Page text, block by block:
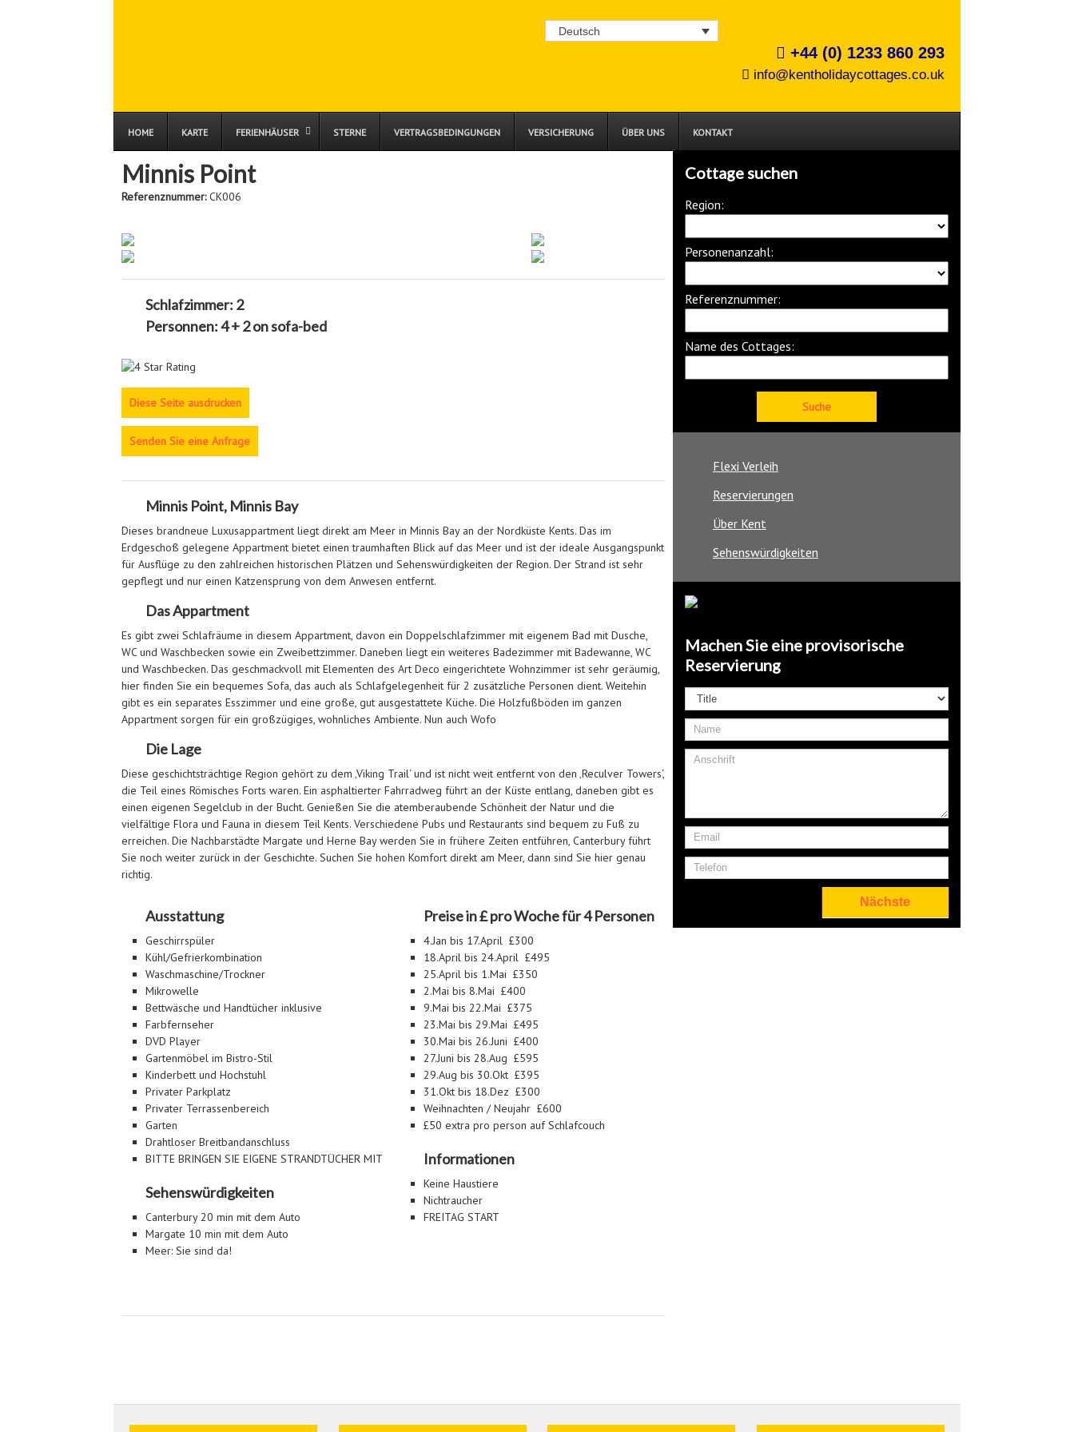
Deutsch
+44 (0) 1233 860 293
info@kentholidaycottages.co.uk
HOME KARTE FERIENHÄUSER STERNE VERTRAGSBEDINGUNGEN VERSICHERUNG ÜBER UNS KONTAKT
Minnis Point
Referenznummer:CK006
Schlafzimmer: 2
Personnen:4 + 2 on sofa-bed
Senden Sie eine Anfrage
Minnis Point, Minnis Bay
Dieses brandneue Luxusappartment liegt direkt am Meer in Minnis Bay an der Nordküste Kents. Das im
Erdgeschoß gelegene Appartment bietet einen traumhaften Blick auf das Meer und ist der ideale Ausgangspunkt
für Ausflüge zu den zahlreichen historischen Plätzen und Sehenswürdigkeiten der Region. Der Strand ist sehr
gepflegt und nur einen Katzensprung von dem Anwesen entfernt.
Das Appartment
Es gibt zwei Schlafräume in diesem Appartment, davon ein Doppelschlafzimmer mit eigenem Bad mit Dusche,
WC und Waschbecken sowie ein Zweibettzimmer. Daneben liegt ein weiteres Badezimmer mit Badewanne, WC
und Waschbecken. Das geschmackvoll mit Elementen des Art Deco eingerichtete Wohnzimmer ist sehr geräumig,
hier finden Sie ein bequemes Sofa, das auch als Schlafgelegenheit für 2 zusätzliche Personen dient. Weitehin
gibt es ein separates Esszimmer und eine große, gut ausgestattete Küche. Die Holzfußböden im ganzen
Appartment sorgen für ein großzügiges, wohnliches Ambiente. Nun auch Wofo
Die Lage
Diese geschichtsträchtige Region gehört zu dem ‚Viking Trail‘ und ist nicht weit entfernt von den ‚Reculver Towers‘,
die Teil eines Römisches Forts waren. Ein asphaltierter Fahrradweg führt an der Küste entlang, daneben gibt es
einen eigenen Segelclub in der Bucht. Genießen Sie die atemberaubende Schönheit der Natur und die
vielfältige Flora und Fauna in diesem Teil Kents. Verschiedene Pubs und Restaurants sind bequem zu Fuß zu
erreichen. Die Nachbarstädte Margate und Herne Bay werden Sie in frühere Zeiten entführen, Canterbury führt
Sie noch weiter zurück in der Geschichte. Suchen Sie hohen Komfort direkt am Meer, dann sind Sie hier genau
richtig.
Ausstattung
Geschirrspüler
Kühl/Gefrierkombination
Waschmaschine/Trockner
Mikrowelle
Bettwäsche und Handtücher inklusive
Farbfernseher
DVD Player
Gartenmöbel im Bistro-Stil
Kinderbett und Hochstuhl
Privater Parkplatz
Privater Terrassenbereich
Garten
Drahtloser Breitbandanschluss
BITTE BRINGEN SIE EIGENE STRANDTÜCHER MIT
Sehenswürdigkeiten
Canterbury 20 min mit dem Auto
Margate 10 min mit dem Auto
Meer: Sie sind da!
Preise in £ pro Woche für 4 Personen
4.Jan bis 17.April £300
18.April bis 24.April £495
25.April bis 1.Mai £350
2.Mai bis 8.Mai £400
9.Mai bis 22.Mai £375
23.Mai bis 29.Mai £495
30.Mai bis 26.Juni £400
27.Juni bis 28.Aug £595
29.Aug bis 30.Okt £395
31.Okt bis 18.Dez £300
Weihnachten / Neujahr £600
£50 extra pro person auf Schlafcouch
Informationen
Keine Haustiere
Nichtraucher
FREITAG START
Cottage suchen
Region:
Personenanzahl:
Referenznummer:
Name des Cottages:
Flexi Verleih
Reservierungen
Über Kent
Sehenswürdigkeiten
Machen Sie eine provisorische
Reservierung